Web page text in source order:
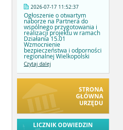
2026-07-17 11:52:37
Ogłoszenie o otwartym
naborze na Partnera do
wspólnego przygotowania i
realizacji projektu w ramach
Działania 15.01
Wzmocnienie
bezpieczeństwa i odporności
regionalnej Wielkopolski
Czytaj dalej
STRONA
GŁÓWNA
URZĘDU
LICZNIK ODWIEDZIN